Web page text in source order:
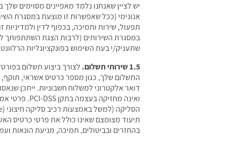
יש לציין שאנחנו נלמד מאפיינים מסוימים
אנונימי (ככל שאפשרות זו מוצעת במסגרת
תפעול, שירות ותמיכה, בכפוף לדין
במסגרת השירותים (לרבות הצגת השתתפותך
שתעניק/י בעת השימוש בפונקציונליות
1.5 שירותי תשלום.
לצורך ביצוע תשלום
התשלום שלך, כגון מספר כרטיס אשראי,
דואר אלקטרוני למשלוח חשבוניות. ייתכן
בהחזרים ובביטולים, תמיכה, מניעת הונאות